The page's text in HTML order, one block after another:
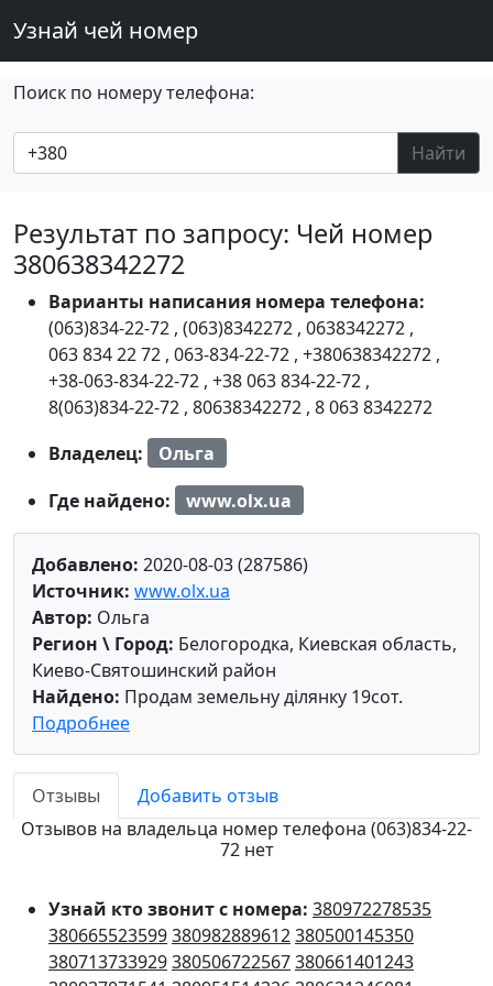
Узнай чей номер
Поиск по номеру телефона:
Найти
Результат по запросу: Чей номер
380638342272
Варианты написания номера телефона:
(063)834-22-72 , (063)8342272 , 0638342272 ,
063 834 22 72 , 063-834-22-72 , +380638342272 ,
+38-063-834-22-72 , +38 063 834-22-72 ,
8(063)834-22-72 , 80638342272 , 8 063 8342272
Владелец:
Ольга
Где найдено:
www.olx.ua
Добавлено: 2020-08-03 (287586)
Источник: www.olx.ua
Автор: Ольга
Регион \ Город: Белогородка, Киевская область,
Киево-Святошинский район
Найдено: Продам земельну ділянку 19сот.
Подробнее
Отзывы
Добавить отзыв
Отзывов на владельца номер телефона (063)834-22-
72 нет
Узнай кто звонит с номера: 380972278535
380665523599380982889612380500145350
380713733929380506722567380661401243